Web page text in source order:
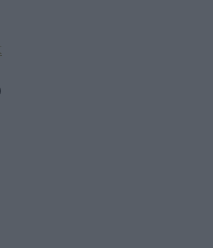
)